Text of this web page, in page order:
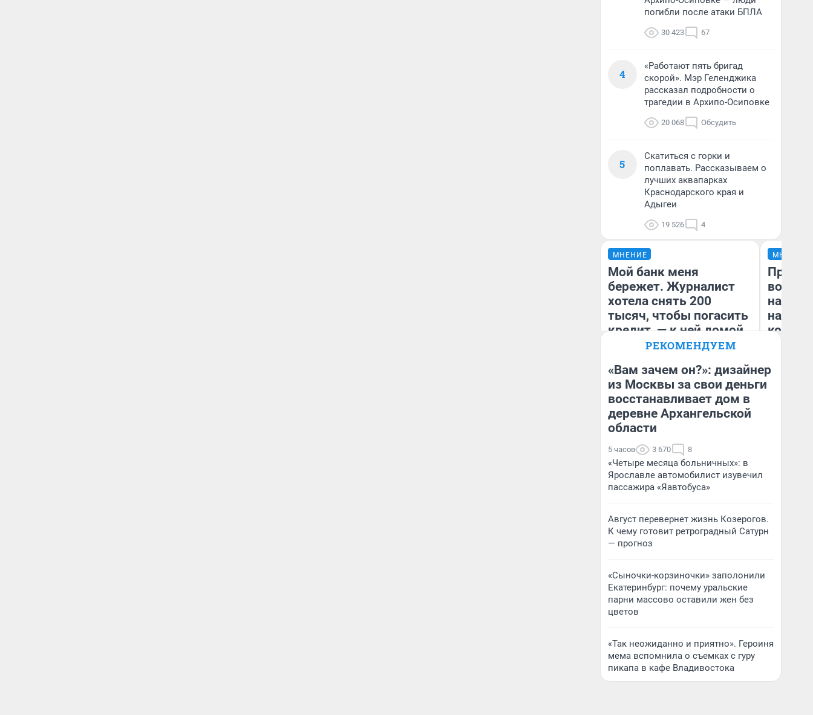
погибли после атаки БПЛА
30 423 67
4
«Работают пять бригад
скорой». Мэр Геленджика
рассказал подробности о
трагедии в Архипо-Осиповке
20 068 Обсудить
5
Скатиться с горки и
поплавать. Рассказываем о
лучших аквапарках
Краснодарского края и
Адыгеи
19 526 4
МНЕНИЕ
Мой банк меня
бережет. Журналист
хотела снять 200
тысяч, чтобы погасить
кредит, — к ней домой
приехала служба
Ксения Владимирская
Автор мнения
МНЕНИЕ
нам
РЕКОМЕНДУЕМ
«Вам зачем он?»: дизайнер
из Москвы за свои деньги
восстанавливает дом в
деревне Архангельской
области
5 часов 3 670 8
«Четыре месяца больничных»: в
Ярославле автомобилист изувечил
пассажира «Яавтобуса»
Август перевернет жизнь Козерогов.
К чему готовит ретроградный Сатурн
— прогноз
«Сыночки-корзиночки» заполонили
Екатеринбург: почему уральские
парни массово оставили жен без
цветов
«Так неожиданно и приятно». Героиня
мема вспомнила о съемках с гуру
пикапа в кафе Владивостока